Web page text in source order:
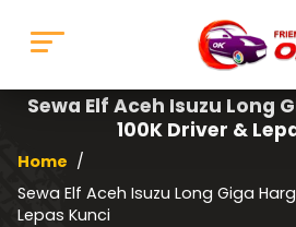
Sewa Elf Aceh Isuzu Long
100K Driver &
Home /
Sewa Elf Aceh Isuzu Long Giga
Lepas Kunci